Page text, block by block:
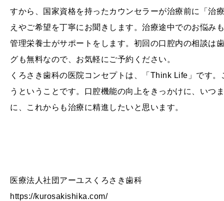
すから、国家資格を持ったカウンセラーが治療前に「治
えやご希望を丁寧にお聞きします。治療途中でのお悩み
管理栄養士がサポートをします。初回の口腔内の相談は
グも無料なので、お気軽にご予約ください。
くろさき歯科の医院コンセプトは、「Think Life」です
うということです。口腔機能の向上をきっかけに、いつ
に、これからも治療に精進したいと思います。
医療法人社団アーユスくろさき歯科
https://kurosakishika.com/